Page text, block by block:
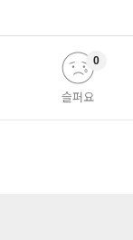
슬퍼요
0